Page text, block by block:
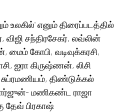
உலகில்' எனும் திரைப்படத்தில்
விஜி சந்திரசேகர், லவ்லின்
கோபி, வடிவுக்கரசி,
ஐரா கிருஷ்ணன், லிசி
திண்டுக்கல்
மணிகண்ட ராஜா
தேவ் பிரகாஷ்